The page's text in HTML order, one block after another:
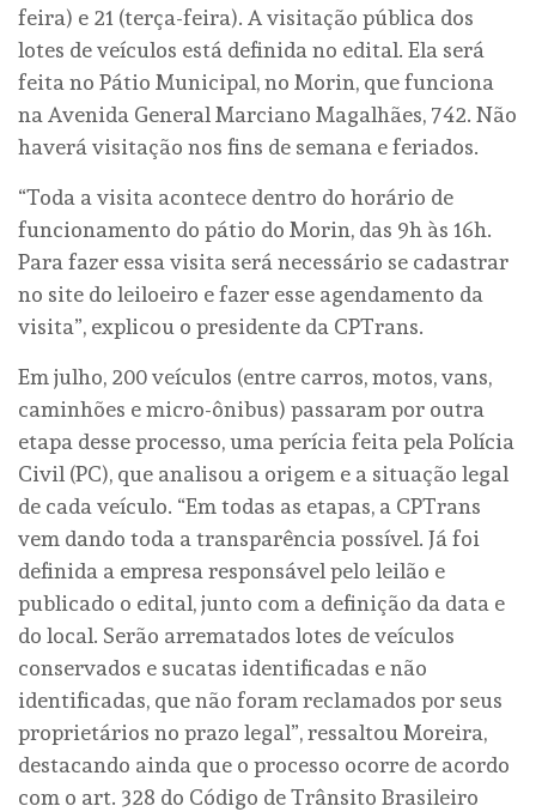
feira) e 21 (terça-feira). A visitação pública dos
lotes de veículos está definida no edital. Ela será
feita no Pátio Municipal, no Morin, que funciona
na Avenida General Marciano Magalhães, 742. Não
haverá visitação nos fins de semana e feriados.
“Toda a visita acontece dentro do horário de
funcionamento do pátio do Morin, das 9h às 16h.
Para fazer essa visita será necessário se cadastrar
no site do leiloeiro e fazer esse agendamento da
visita”, explicou o presidente da CPTrans.
Em julho, 200 veículos (entre carros, motos, vans,
caminhões e micro-ônibus) passaram por outra
etapa desse processo, uma perícia feita pela Polícia
Civil (PC), que analisou a origem e a situação legal
de cada veículo. “Em todas as etapas, a CPTrans
vem dando toda a transparência possível. Já foi
definida a empresa responsável pelo leilão e
publicado o edital, junto com a definição da data e
do local. Serão arrematados lotes de veículos
conservados e sucatas identificadas e não
identificadas, que não foram reclamados por seus
proprietários no prazo legal”, ressaltou Moreira,
destacando ainda que o processo ocorre de acordo
com o art. 328 do Código de Trânsito Brasileiro